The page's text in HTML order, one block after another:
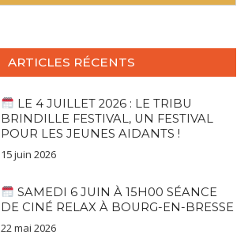
ARTICLES RÉCENTS
LE 4 JUILLET 2026 : LE TRIBU
BRINDILLE FESTIVAL, UN FESTIVAL
POUR LES JEUNES AIDANTS !
15 juin 2026
SAMEDI 6 JUIN À 15H00 SÉANCE
DE CINÉ RELAX À BOURG-EN-BRESSE
22 mai 2026